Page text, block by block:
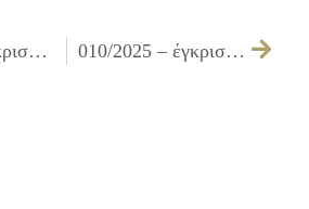
008/2025 – έγκριση πρακτικού δικαιολογητικών κατακύρωσης, της επιτροπής διενέργειας του ανοιχτού ηλεκτρονικού διαγωνισμού κάτω των ορίων για την «Δημιουργία παιδικής χαράς στο Ο.Τ. 693α του Δήμου Ιλίου» 010/2025 – έγκριση πρακτικού της επιτροπής διενέργειας του ανοιχτού ηλεκτρονικού διαγωνισμού κάτω των ορίων που αφορά την «Παροχή υπηρεσιών για την λειτουργία του Συμβουλευτικού Σταθμού για την Άνοια στο Δήμο Ιλίου 2024 -2025»